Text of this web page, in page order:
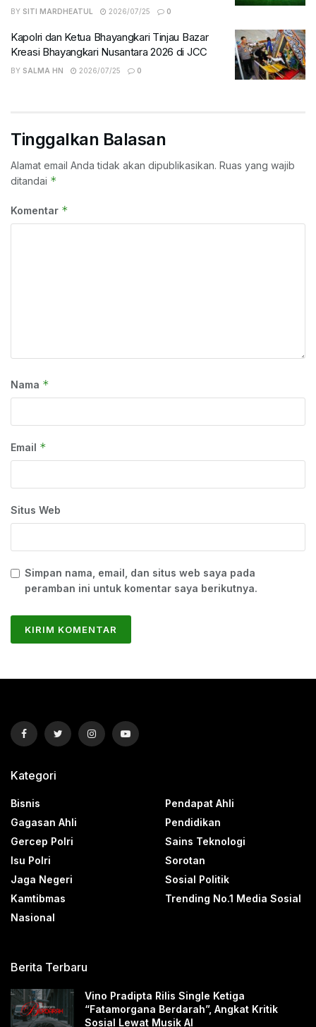
BY SITI MARDHEATUL 2026/07/25 0
Kapolri dan Ketua Bhayangkari Tinjau Bazar
Kreasi Bhayangkari Nusantara 2026 di JCC
BY SALMA HN 2026/07/25 0
Tinggalkan Balasan
Alamat email Anda tidak akan dipublikasikan. Ruas yang wajib
ditandai *
Komentar *
Nama *
Email *
Situs Web
Simpan nama, email, dan situs web saya pada
peramban ini untuk komentar saya berikutnya.
Kategori
Bisnis
Gagasan Ahli
Gercep Polri
Isu Polri
Jaga Negeri
Kamtibmas
Nasional
Pendapat Ahli
Pendidikan
Sains Teknologi
Sorotan
Sosial Politik
Trending No.1 Media Sosial
Berita Terbaru
Vino Pradipta Rilis Single Ketiga
“Fatamorgana Berdarah”, Angkat Kritik
Sosial Lewat Musik AI